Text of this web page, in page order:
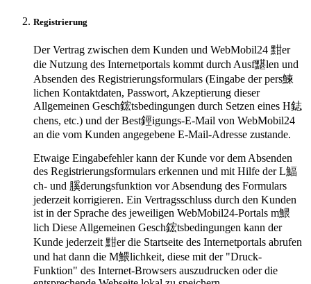
Registrierung
Der Vertrag zwischen dem Kunden und WebMobil24 黚er
die Nutzung des Internetportals kommt durch Ausf黮len und
Absenden des Registrierungsformulars (Eingabe der pers鰊
lichen Kontaktdaten, Passwort, Akzeptierung dieser
Allgemeinen Gesch鋐tsbedingungen durch Setzen eines H鋕
chens, etc.) und der Best鋞igungs-E-Mail von WebMobil24
an die vom Kunden angegebene E-Mail-Adresse zustande.
Etwaige Eingabefehler kann der Kunde vor dem Absenden
des Registrierungsformulars erkennen und mit Hilfe der L鰏
ch- und 膎derungsfunktion vor Absendung des Formulars
jederzeit korrigieren. Ein Vertragsschluss durch den Kunden
ist in der Sprache des jeweiligen WebMobil24-Portals m鰃
lich Diese Allgemeinen Gesch鋐tsbedingungen kann der
Kunde jederzeit 黚er die Startseite des Internetportals abrufen
und hat dann die M鰃lichkeit, diese mit der "Druck-
Funktion" des Internet-Browsers auszudrucken oder die